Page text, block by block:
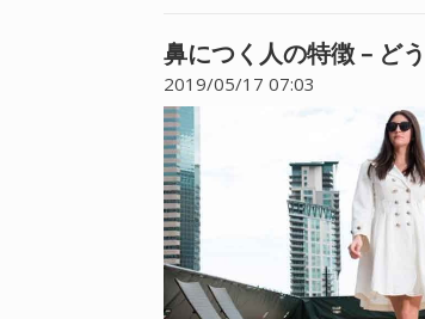
鼻につく人の特徴 – ど
2019/05/17 07:03